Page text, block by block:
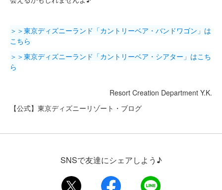
＞＞東京ディズニーランド「カントリーベア・バンドワゴン」は
こちら
＞＞東京ディズニーランド「カントリーベア・シアター」はこち
ら
Resort Creation Department Y.K.
【公式】東京ディズニーリゾート・ブログ
SNSで友達にシェアしよう♪